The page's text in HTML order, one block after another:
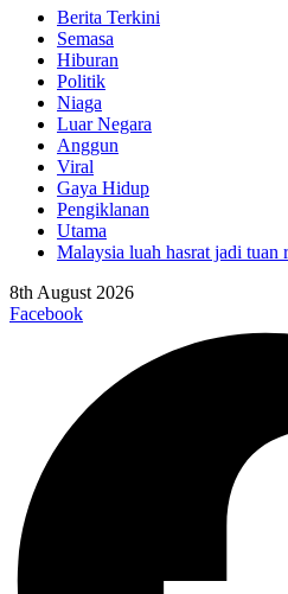
Berita Terkini
Semasa
Hiburan
Politik
Niaga
Luar Negara
Anggun
Viral
Gaya Hidup
Pengiklanan
Utama
Malaysia luah hasrat jadi
8th August 2026
Facebook